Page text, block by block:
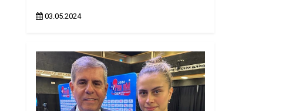
03.05.2024